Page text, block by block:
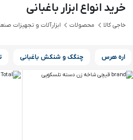
خرید انواع ابزار باغبانی
خاجی‌ کالا محصولات ابزارآلات و تجهیزات
اره هرس چنگک و شنکش باغبانی